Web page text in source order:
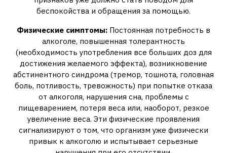
беспокойства и обращения за помощью.
Физические симптомы: Постоянная потребность в
алкоголе, повышенная толерантность
(необходимость употребления все больших доз для
достижения желаемого эффекта), возникновение
абстинентного синдрома (тремор, тошнота, головная
боль, потливость, тревожность) при попытке отказа
от алкоголя, нарушения сна, проблемы с
пищеварением, потеря веса или, наоборот, резкое
увеличение веса. Эти физические проявления
сигнализируют о том, что организм уже физически
привык к алкоголю и испытывает серьезные